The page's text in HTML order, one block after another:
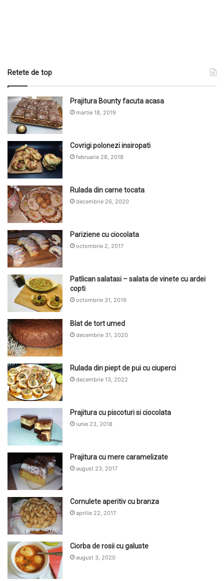
Retete de top
Prajitura Bounty facuta acasa
martie 18, 2019
Covrigi polonezi insiropati
februarie 28, 2018
Rulada din carne tocata
decembrie 26, 2020
Pariziene cu ciocolata
octombrie 2, 2017
Patlican salatasi – salata de vinete cu ardei
copti
octombrie 31, 2019
Blat de tort umed
decembrie 31, 2020
Rulada din piept de pui cu ciuperci
decembrie 13, 2022
Prajitura cu piscoturi si ciocolata
iunie 23, 2018
Prajitura cu mere caramelizate
august 23, 2017
Cornulete aperitiv cu branza
aprilie 22, 2017
Ciorba de rosii cu galuste
august 3, 2020